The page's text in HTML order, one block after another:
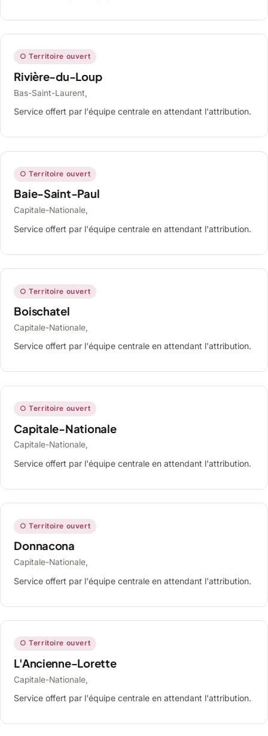
○ Territoire ouvert
Rivière-du-Loup
Bas-Saint-Laurent,
Service offert par l'équipe centrale en attendant l'attribution.
○ Territoire ouvert
Baie-Saint-Paul
Capitale-Nationale,
Service offert par l'équipe centrale en attendant l'attribution.
○ Territoire ouvert
Boischatel
Capitale-Nationale,
Service offert par l'équipe centrale en attendant l'attribution.
○ Territoire ouvert
Capitale-Nationale
Capitale-Nationale,
Service offert par l'équipe centrale en attendant l'attribution.
○ Territoire ouvert
Donnacona
Capitale-Nationale,
Service offert par l'équipe centrale en attendant l'attribution.
○ Territoire ouvert
L'Ancienne-Lorette
Capitale-Nationale,
Service offert par l'équipe centrale en attendant l'attribution.